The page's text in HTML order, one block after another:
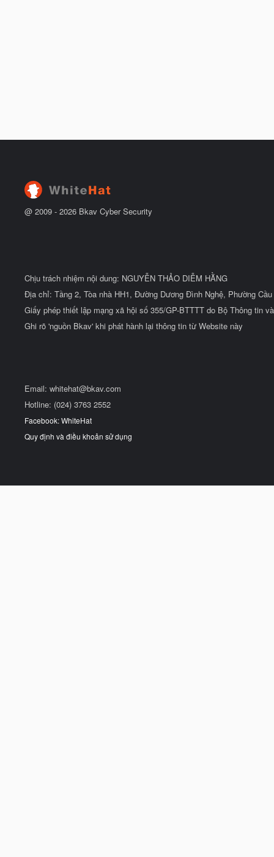
@ 2009 - 2026 Bkav Cyber Security
Chịu trách nhiệm nội dung: NGUYỄN THẢO DIỄM HẰNG
Địa chỉ: Tầng 2, Tòa nhà HH1, Đường Dương Đình Nghệ, Phường
Giấy phép thiết lập mạng xã hội số 355/GP-BTTTT do Bộ Thông tin
Ghi rõ 'nguồn Bkav' khi phát hành lại thông tin từ Website này
Email: whitehat@bkav.com
Hotline: (024) 3763 2552
Facebook: WhiteHat
Quy định và điều khoản sử dụng